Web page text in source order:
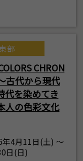
部
CHRON
古代から現代
代を染めてき
人の色彩文化
年4月11日(土) ～
日(日)